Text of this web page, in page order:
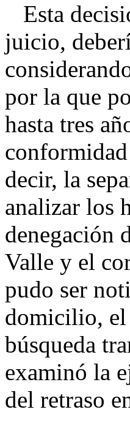
Esta
juicio,
por la que
hasta tres
decir, la
analizar los
denegación
Valle y el
pudo ser
domicilio, el
búsqueda
examinó la
del retraso